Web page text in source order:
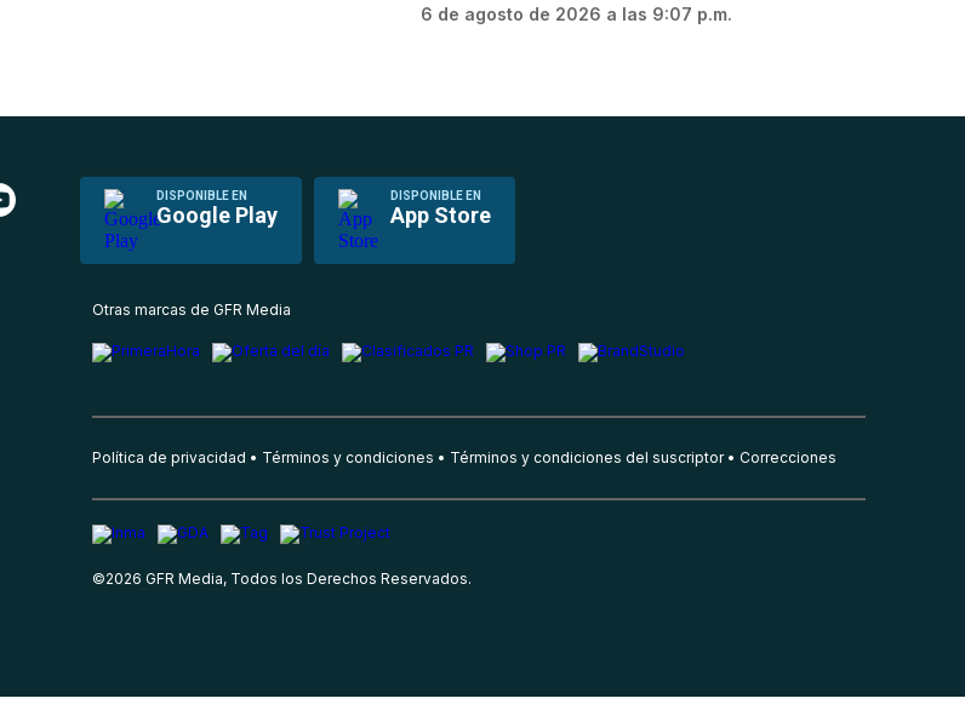
6 de agosto de 2026 a las 9:07 p.m.
DISPONIBLE EN
Google Play
DISPONIBLE EN
App Store
Otras marcas de GFR Media
Política de privacidad Términos y condiciones Términos y condiciones del suscriptor Correcciones
©2026 GFR Media, Todos los Derechos Reservados.